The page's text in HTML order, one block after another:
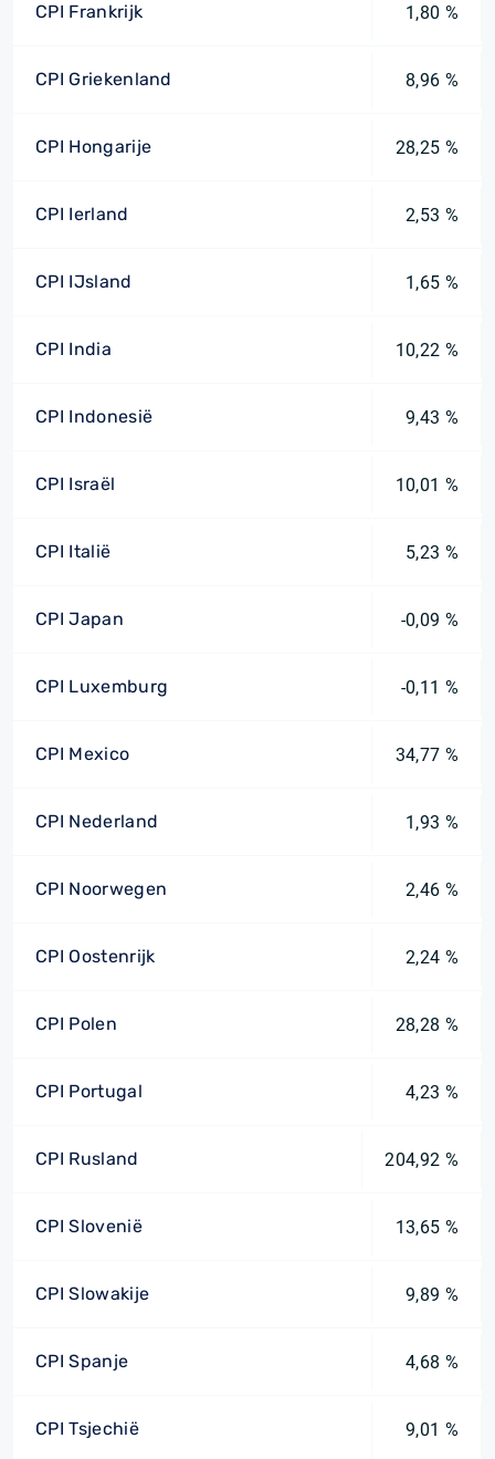
CPI Frankrijk 1,80 %
CPI Griekenland 8,96 %
CPI Hongarije 28,25 %
CPI Ierland 2,53 %
CPI IJsland 1,65 %
CPI India 10,22 %
CPI Indonesië 9,43 %
CPI Israël 10,01 %
CPI Italië 5,23 %
CPI Japan -0,09 %
CPI Luxemburg -0,11 %
CPI Mexico 34,77 %
CPI Nederland 1,93 %
CPI Noorwegen 2,46 %
CPI Oostenrijk 2,24 %
CPI Polen 28,28 %
CPI Portugal 4,23 %
CPI Rusland 204,92 %
CPI Slovenië 13,65 %
CPI Slowakije 9,89 %
CPI Spanje 4,68 %
CPI Tsjechië 9,01 %